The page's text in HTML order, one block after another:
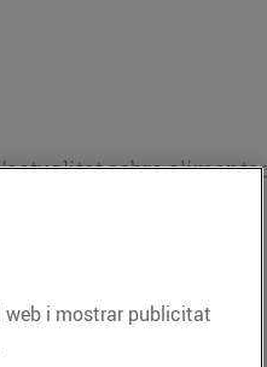
sobre
GASTRONOMIA I TRADICIONS
web i mostrar publicitat